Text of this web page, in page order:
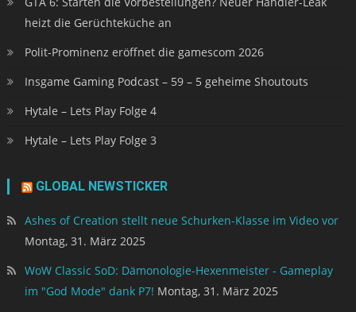
heizt die Gerüchteküche an
Polit-Prominenz eröffnet die gamescom 2026
Insgame Gaming Podcast – 59 – 5 geheime Shoutouts
Hytale – Lets Play Folge 4
Hytale – Lets Play Folge 3
GLOBAL NEWSTICKER
Ashes of Creation stellt neue Schurken-Klasse im Video vor
Montag, 31. März 2025
WoW Classic SoD: Dämonologie-Hexenmeister - Gameplay
im "God Mode" dank P7! Montag, 31. März 2025